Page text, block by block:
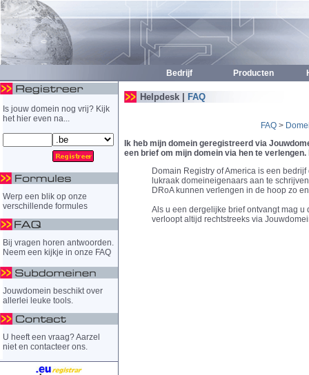
Bedrijf Producten
Is jouw domein nog vrij? Kijk
het hier even na...
Werp een blik op onze
verschillende formules
Bij vragen horen antwoorden.
Neem een kijkje in onze FAQ
Jouwdomein beschikt over
allerlei leuke tools.
U heeft een vraag? Aarzel
niet en contacteer ons.
Helpdesk | FAQ
FAQ>
Ik heb mijn domein geregistreerd via
een brief om mijn domein via hen te
Domain Registry of America is een
lukraak domeineigenaars aan te
DRoA kunnen verlengen in de hoop zo
Als u een dergelijke brief ontvangt mag
verloopt altijd rechtstreeks via